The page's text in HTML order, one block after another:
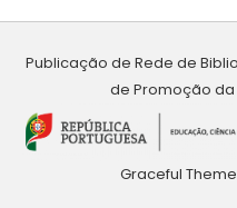
Publicação de Rede de
de Promoção da
Graceful